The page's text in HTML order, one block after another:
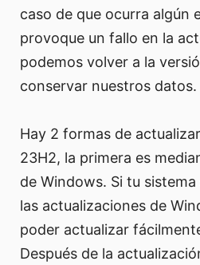
caso de que ocurra algún
provoque un fallo en la
podemos volver a la
conservar nuestros datos.
Hay 2 formas de
23H2, la primera es
de Windows. Si tu
las actualizaciones de
poder actualizar
Después de la